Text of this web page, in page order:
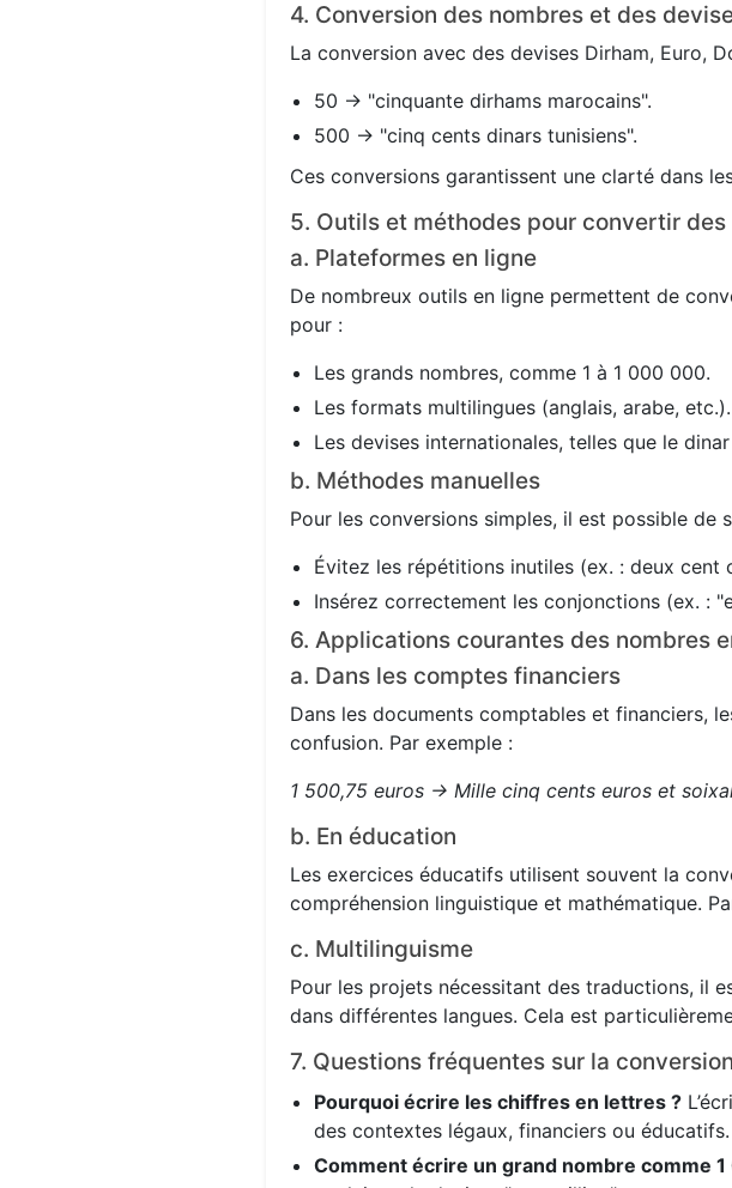
4. Conversion des nombres et des
La conversion avec des devises Dirham, Euro,
50 → "cinquante dirhams marocains".
500 → "cinq cents dinars tunisiens".
Ces conversions garantissent une clarté dans
5. Outils et méthodes pour convertir
a. Plateformes en ligne
De nombreux outils en ligne permettent de
pour :
Les grands nombres, comme 1 à 1 000 000.
Les formats multilingues (anglais, arabe, etc.).
Les devises internationales, telles que le
b. Méthodes manuelles
Pour les conversions simples, il est possible de
Évitez les répétitions inutiles (ex. : deux cent
Insérez correctement les conjonctions (ex. :
6. Applications courantes des nombres
a. Dans les comptes financiers
Dans les documents comptables et financiers,
confusion. Par exemple :
1 500,75 euros → Mille cinq cents euros et
b. En éducation
Les exercices éducatifs utilisent souvent la
compréhension linguistique et mathématique.
c. Multilinguisme
Pour les projets nécessitant des traductions, il
dans différentes langues. Cela est
7. Questions fréquentes sur la conversion
Pourquoi écrire les chiffres en lettres ?
des contextes légaux, financiers ou éducatifs.
Comment écrire un grand nombre comme